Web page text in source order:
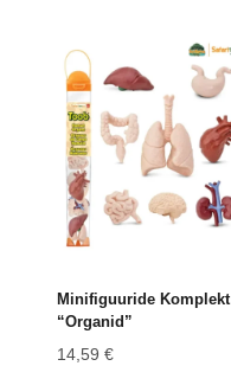
Minifiguuride Komplekt
“Organid”
14,59 €